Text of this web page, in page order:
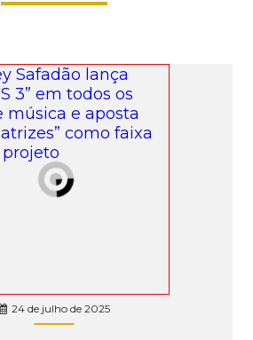
24 de julho de 2025